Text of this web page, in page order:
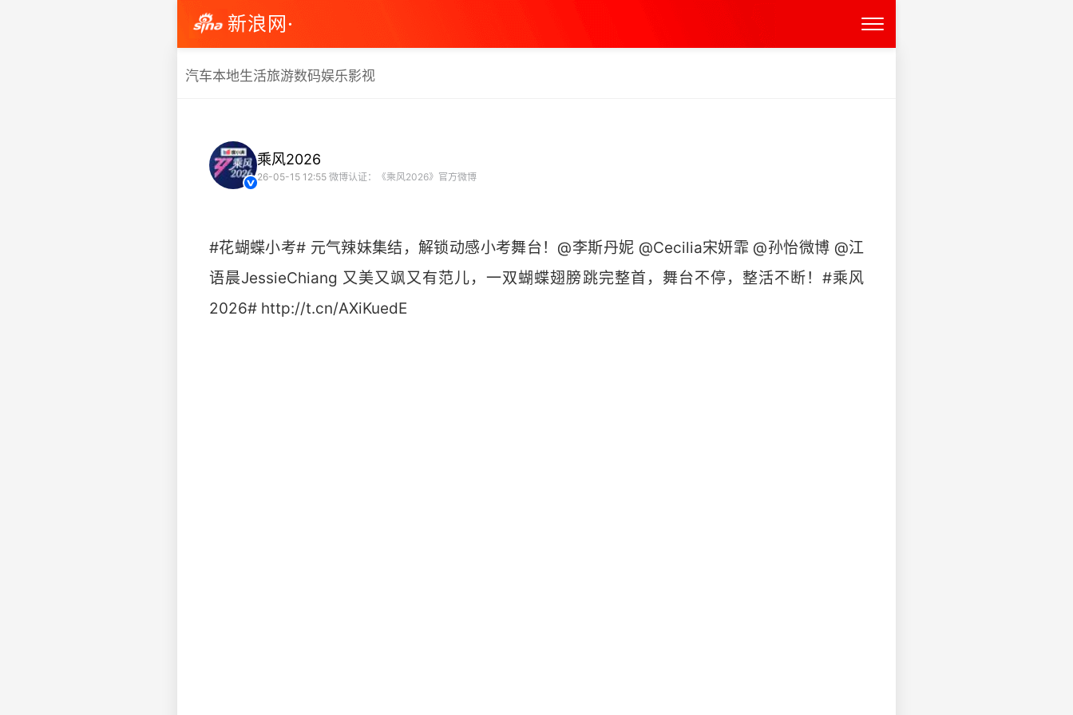
新浪网·
汽车本地生活旅游数码娱乐影视
乘风2026
26-05-15 12:55 微博认证：《乘风2026》官方微博
#花蝴蝶小考# 元气辣妹集结，解锁动感小考舞台！@李斯丹妮 @Cecilia宋妍霏 @孙怡微博 @江
语晨JessieChiang 又美又飒又有范儿，一双蝴蝶翅膀跳完整首，舞台不停，整活不断！#乘风
2026# http://t.cn/AXiKuedE ​